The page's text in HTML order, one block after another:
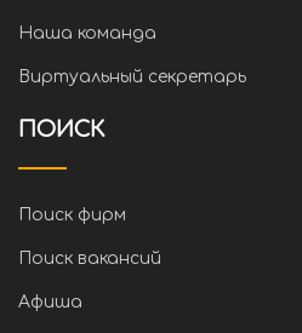
Наша команда
Виртуальный секретарь
ПОИСК
Поиск фирм
Поиск вакансий
Афиша